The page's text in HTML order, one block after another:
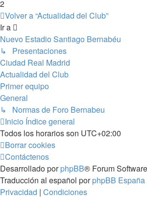
2
Volver a “Actualidad del Club”
Ir a
Nuevo Estadio Santiago Bernabéu
↳ Presentaciones
Ciudad Real Madrid
Actualidad del Club
Primer equipo
General
↳ Normas de Foro Bernabeu
Inicio Índice general
Todos los horarios son UTC+02:00
Borrar cookies
Contáctenos
Desarrollado porphpBB® Forum
Traducción al español porphpBB España
Privacidad | Condiciones